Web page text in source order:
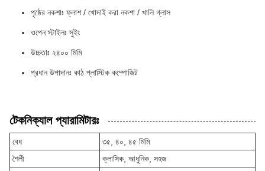
পৃষ্ঠের নকশাঃ ফ্লাশ / খোদাই করা নকশা / খালি গ্লাস
ওপেন স্টাইলঃ সুইং
উচ্চতাঃ ২৪০০ মিমি
প্রধান উপাদানঃ কাঠ প্লাস্টিক কম্পোজিট
টেকনিক্যাল প্যারামিটারঃ
বেধ
৩৫, ৪০, ৪৫ মিমি
শৈলী
ক্লাসিক, আধুনিক, সহজ